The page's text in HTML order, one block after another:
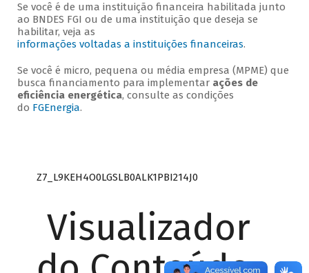
Se você é de uma instituição financeira habilitada junto
ao BNDES FGI ou de uma instituição que deseja se
habilitar, veja as
informações voltadas a instituições financeiras.
Se você é micro, pequena ou média empresa (MPME) que
busca financiamento para implementar ações de
eficiência energética, consulte as condições
do FGEnergia.
Z7_L9KEH4O0LGSLB0ALK1PBI214J0
Visualizador